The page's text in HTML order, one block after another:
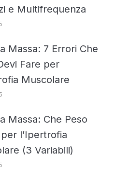
e Multifrequenza
Massa: 7 Errori Che
Fare per
Muscolare
Massa: Che Peso
l’Ipertrofia
(3 Variabili)